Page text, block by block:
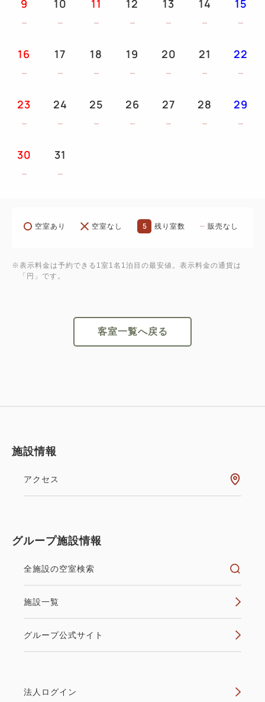
9 10 11 12 13 14 15
16 17 18 19 20 21 22
23 24 25 26 27 28 29
30 31
空室あり 空室なし 5 残り室数 販売なし
※表示料金は予約できる1室1名1泊目の最安値。表示料金の通貨は
「円」です。
客室一覧へ戻る
施設情報
アクセス
グループ施設情報
全施設の空室検索
施設一覧
グループ公式サイト
法人ログイン